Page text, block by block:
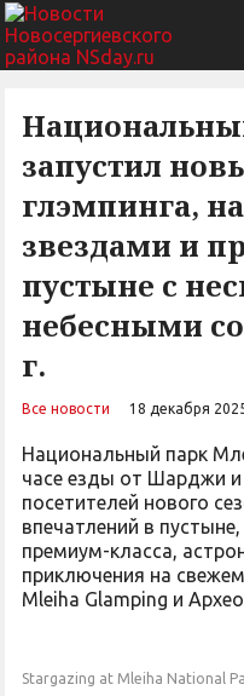
запустил
глэмпинга,
звездами и
пустыне с
небесными
г.
Все новости 18 декабря
Национальный парк
часе езды от Шарджи и
посетителей нового
впечатлений в
премиум-класса,
приключения на
Mleiha Glamping и
Stargazing at Mleiha National